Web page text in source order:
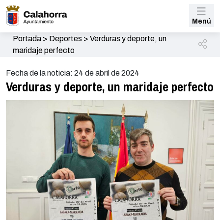
Menú
Portada> Deportes > Verduras y deporte, un
maridaje perfecto
Fecha de la noticia: 24 de abril de 2024
Verduras y deporte, un maridaje perfecto